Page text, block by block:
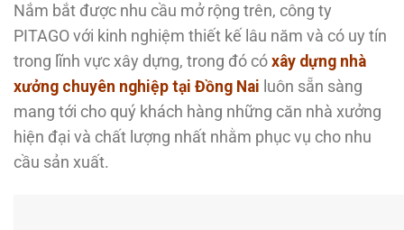
Nắm bắt được nhu cầu mở rộng trên, công ty
PITAGO với kinh nghiệm thiết kế lâu năm và có uy tín
trong lĩnh vực xây dựng, trong đó có xây dựng nhà
xưởng chuyên nghiệp tại Đồng Nai luôn sẵn sàng
mang tới cho quý khách hàng những căn nhà xưởng
hiện đại và chất lượng nhất nhằm phục vụ cho nhu
cầu sản xuất.